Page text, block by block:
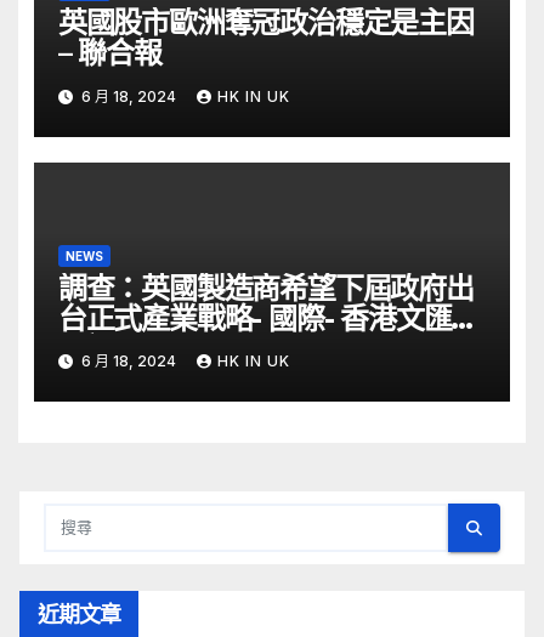
英國股市歐洲奪冠政治穩定是主因
– 聯合報
6 月 18, 2024 HK IN UK
NEWS
調查：英國製造商希望下屆政府出
台正式產業戰略- 國際- 香港文匯網
– 文匯報
6 月 18, 2024 HK IN UK
近期文章